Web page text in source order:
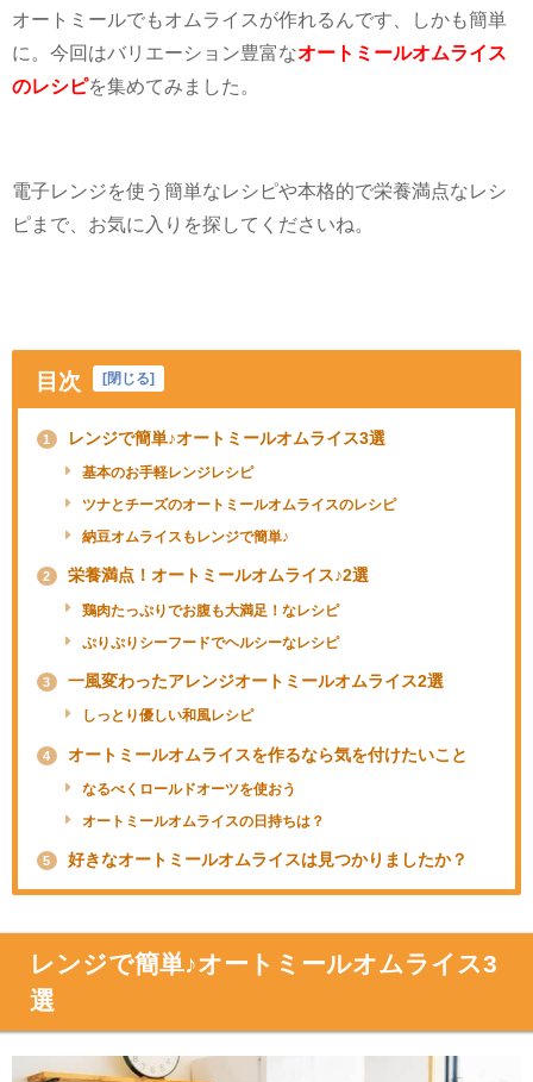
オートミールでもオムライスが作れるんです、しかも簡単
に。今回はバリエーション豊富なオートミールオムライス
のレシピを集めてみました。
電子レンジを使う簡単なレシピや本格的で栄養満点なレシ
ピまで、お気に入りを探してくださいね。
目次 閉じる
1 レンジで簡単♪オートミールオムライス3選
基本のお手軽レンジレシピ
ツナとチーズのオートミールオムライスのレシピ
納豆オムライスもレンジで簡単♪
2 栄養満点！オートミールオムライス♪2選
鶏肉たっぷりでお腹も大満足！なレシピ
ぷりぷりシーフードでヘルシーなレシピ
3 一風変わったアレンジオートミールオムライス2選
しっとり優しい和風レシピ
4 オートミールオムライスを作るなら気を付けたいこと
なるべくロールドオーツを使おう
オートミールオムライスの日持ちは？
5 好きなオートミールオムライスは見つかりましたか？
レンジで簡単♪オートミールオムライス3
選